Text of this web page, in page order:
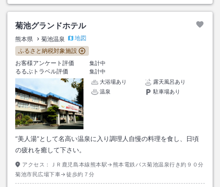
菊池グランドホテル
熊本県 菊池温泉
地図
ふるさと納税対象施設
お客様アンケート評価
集計中
るるぶトラベル評価
集計中
大浴場あり
露天風呂あり
温泉
駐車場あり
“美人湯”として名高い温泉に入り調理人自慢の料理を食し、日頃
の疲れを癒して下さい。
アクセス：
ＪＲ鹿児島本線熊本駅→熊本電鉄バス菊池温泉行き約９０分
菊池市民広場下車→徒歩約７分